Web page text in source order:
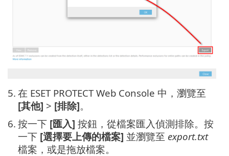
5. 在 ESET PROTECT Web Console 中，瀏覽至
[其他] > [排除]。
6. 按一下 [匯入] 按鈕，從檔案匯入偵測排除。按
一下 [選擇要上傳的檔案] 並瀏覽至 export.txt
檔案，或是拖放檔案。